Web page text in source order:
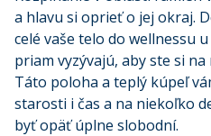
a hlavu si oprieť o jej okraj.
celé vaše telo do wellnessu
priam vyzývajú, aby ste si
Táto poloha a teplý kúpeľ
starosti i čas a na niekoľko
byť opäť úplne slobodní.